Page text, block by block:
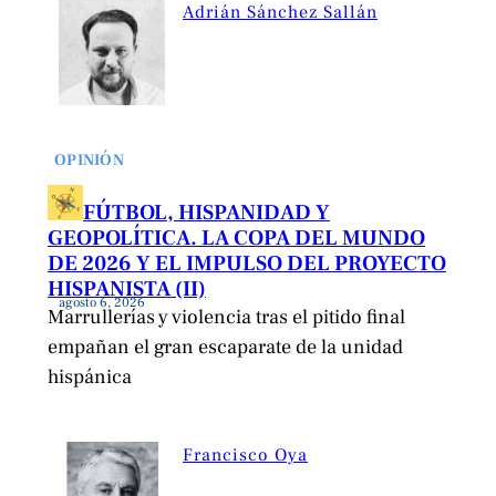
Adrián Sánchez Sallán
OPINIÓN
FÚTBOL, HISPANIDAD Y
GEOPOLÍTICA. LA COPA DEL MUNDO
DE 2026 Y EL IMPULSO DEL PROYECTO
HISPANISTA (II)
agosto 6, 2026
Marrullerías y violencia tras el pitido final
empañan el gran escaparate de la unidad
hispánica
Francisco Oya